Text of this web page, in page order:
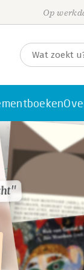
Op